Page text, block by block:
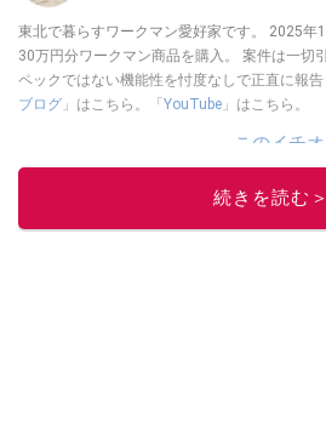
東北で暮らすワークマン愛好家です。 2025年
30万円分ワークマン商品を購入。 案件は一切
ペックではない機能性を忖度なしで正直に報
ブログ 」はこちら。「YouTube 」はこちら。
このイチ
続きを読む＞